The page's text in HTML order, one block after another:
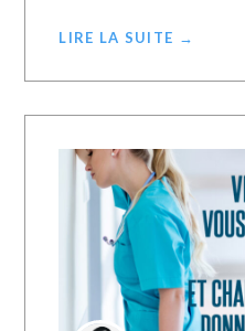
LIRE LA SUITE →